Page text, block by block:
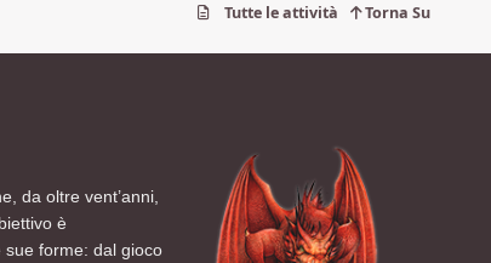
Tutte le attività Torna Su
da oltre vent’anni,
è
forme: dal gioco